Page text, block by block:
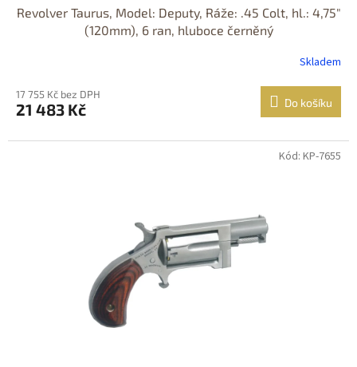
Revolver Taurus, Model: Deputy, Ráže: .45 Colt, hl.: 4,75"
(120mm), 6 ran, hluboce černěný
Skladem
17 755 Kč bez DPH
21 483 Kč Do košíku
Kód: KP-7655